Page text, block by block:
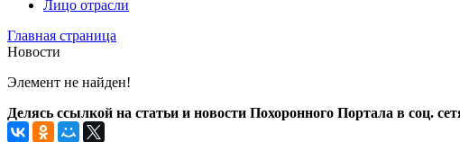
Лицо отрасли
Главная страница
Новости
Элемент не найден!
Делясь ссылкой на статьи и новости Похоронного Портала в соц.